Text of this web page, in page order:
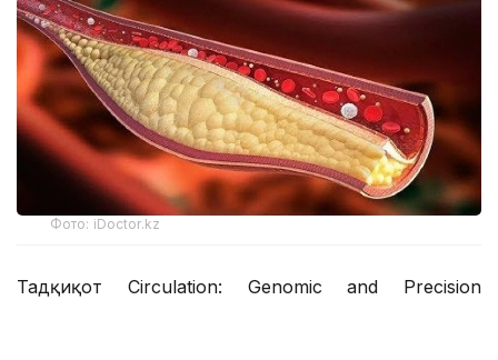
Фото: iDoctor.kz
Тадқиқот Circulation: Genomic and Precision